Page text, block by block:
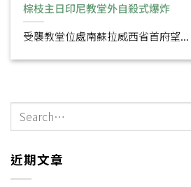
棕枝主日印尼教堂外自殺式爆炸
受襲教堂位處南蘇拉威西省首府望...
近期文章